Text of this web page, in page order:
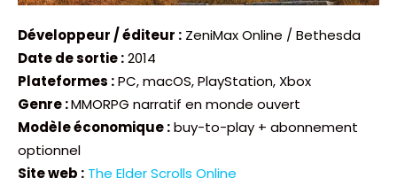
Développeur / éditeur : ZeniMax Online / Bethesda
Date de sortie :2014
Plateformes :PC, macOS, PlayStation, Xbox
Genre :MMORPG narratif en monde ouvert
Modèle économique :buy-to-play + abonnement
optionnel
Site web : The Elder Scrolls Online